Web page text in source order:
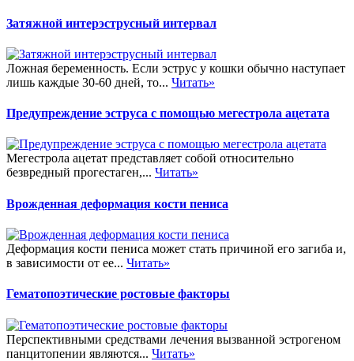
Затяжной интерэструсный интервал
Ложная беременность. Если эструс у кошки обычно наступает
лишь каждые 30-60 дней, то... Читать»
Предупреждение эструса с помощью мегестрола ацетата
Мегестрола ацетат представляет собой относительно
безвредный прогестаген,... Читать»
Врожденная деформация кости пениса
Деформация кости пениса может стать причиной его загиба и,
в зависимости от ее... Читать»
Гематопоэтические ростовые факторы
Перспективными средствами лечения вызванной эстрогеном
панцитопении являются... Читать»